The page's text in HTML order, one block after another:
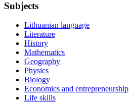
Subjects
Lithuanian language
Literature
History
Mathematics
Geography
Physics
Biology
Economics and entrepreneurship
Life skills